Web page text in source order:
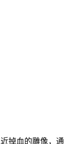
掉血的雕像，